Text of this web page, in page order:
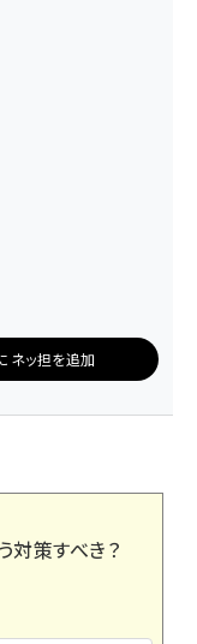
ネッ担を追加
対策すべき？